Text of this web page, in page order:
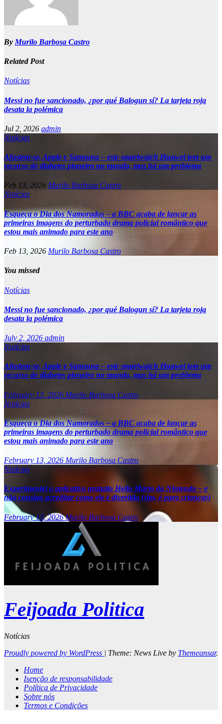
By Murilo Barbosa Castro
Related Post
Notícias
Messi no fue sancionado, ¿por qué Balogun sí? La tarjeta roja
desata la polémica
Jul 2, 2026 admin
Notícias
Afastem-se, Apple e Samsung – este smartwatch Huawei tem um
recurso de diabetes pioneiro no mundo, mas há um problema
Feb 13, 2026 Murilo Barbosa Castro
Notícias
Esqueça o Dia dos Namorados – a BBC acaba de lançar as
primeiras imagens do perturbado drama policial romântico que
estou mais animado para este ano
Feb 13, 2026 Murilo Barbosa Castro
You missed
Notícias
Messi no fue sancionado, ¿por qué Balogun sí? La tarjeta roja
desata la polémica
July 2, 2026 admin
Notícias
Afastem-se, Apple e Samsung – este smartwatch Huawei tem um
recurso de diabetes pioneiro no mundo, mas há um problema
February 13, 2026 Murilo Barbosa Castro
Notícias
Esqueça o Dia dos Namorados – a BBC acaba de lançar as
primeiras imagens do perturbado drama policial romântico que
estou mais animado para este ano
February 13, 2026 Murilo Barbosa Castro
Notícias
Experimentei o aplicativo gratuito Hello Mario da Nintendo – e
não consigo acreditar como ele é divertido (sim, é para crianças)
February 13, 2026Murilo Barbosa Castro
Feijoada Politica
Notícias
Proudly powered by WordPress | Theme: News Live by Themeansar.
Home
Isenção de responsabilidade
Política de Privacidade
Sobre nós
Termos e Condições